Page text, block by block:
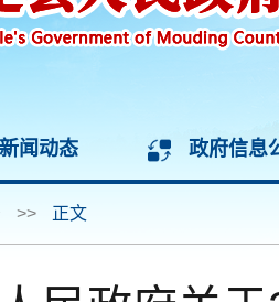
新闻动态 政府信息
>> 正文